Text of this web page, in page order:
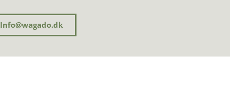
Info@wagado.dk